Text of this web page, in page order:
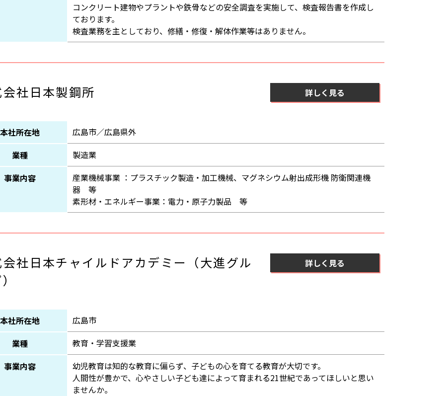
コンクリート建物やプラントや鉄骨などの安全調査を実施して、検査報告書を作成し
ております。
検査業務を主としており、修繕・修復・解体作業等はありません。
社日本製鋼所 詳しく見る
本社所在地
広島市／広島県外
業種
製造業
事業内容
産業機械事業 ：プラスチック製造・加工機械、マグネシウム射出成形機 防衛関連機
器 等
素形材・エネルギー事業：電力・原子力製品 等
社日本チャイルドアカデミー（大進グル
詳しく見る
本社所在地
広島市
業種
教育・学習支援業
事業内容
幼児教育は知的な教育に偏らず、子どもの心を育てる教育が大切です。
人間性が豊かで、心やさしい子ども達によって育まれる21世紀であってほしいと思い
ませんか。